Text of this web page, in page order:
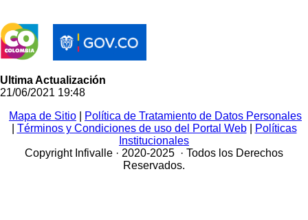
Ultima Actualización
21/06/2021 19:48
Mapa de Sitio
Política de Tratamiento de Datos Personales
Términos y Condiciones de uso del Portal Web|
Políticas
Institucionales
Copyright Infivalle · 2020-2025 · Todos los Derechos
Reservados.